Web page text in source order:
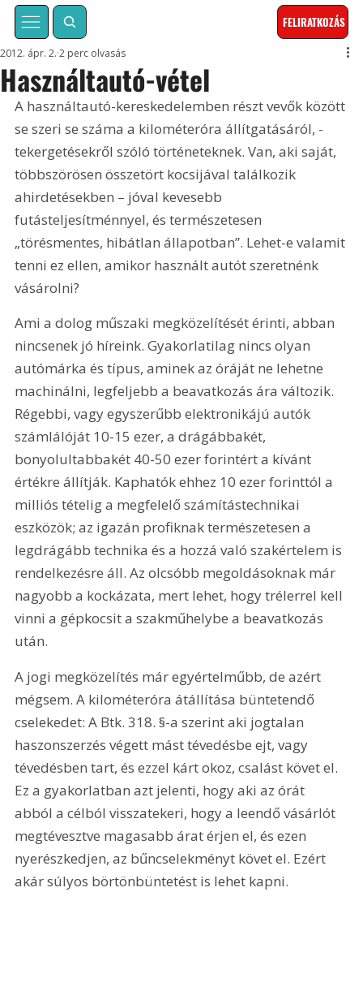
FELIRATKOZÁS
Használtautó-vétel
2012. ápr. 2. 2 perc olvasás
A használtautó-kereskedelemben részt vevők között
se szeri se száma a kilométeróra állítgatásáról, ­
tekergetésekről szóló történeteknek. Van, aki saját,
többszörösen összetört kocsijával találkozik
ahirdetésekben – jóval kevesebb
futásteljesítménnyel, és természetesen
„törésmentes, hibátlan állapotban”. Lehet-e valamit
tenni ez ellen, amikor használt autót szeretnénk
vásárolni?
Ami a dolog műszaki megközelítését érinti, abban
nincsenek jó híreink. Gyakorlatilag nincs olyan
autómárka és típus, aminek az óráját ne lehetne
machinálni, legfeljebb a beavatkozás ára változik.
Régebbi, vagy egyszerűbb elektronikájú autók
számlálóját 10-15 ezer, a drágábbakét,
bonyolultabbakét 40-50 ezer forintért a kívánt
értékre állítják. Kaphatók ehhez 10 ezer forinttól a
milliós tételig a megfelelő számítástechnikai
eszközök; az igazán profiknak természetesen a
legdrágább technika és a hozzá való szakértelem is
rendelkezésre áll. Az olcsóbb megoldásoknak már
nagyobb a kockázata, mert lehet, hogy trélerrel kell
vinni a gépkocsit a szakműhelybe a beavatkozás
után.
A jogi megközelítés már egyértelműbb, de azért
mégsem. A kilométeróra átállítása büntetendő
cselekedet: A Btk. 318. §-a szerint aki jogtalan
haszonszerzés végett mást tévedésbe ejt, vagy
tévedésben tart, és ezzel kárt okoz, csalást követ el.
Ez a gyakorlatban azt jelenti, hogy aki az órát
abból a célból visszatekeri, hogy a leendő vásárlót
megtévesztve magasabb árat érjen el, és ezen
nyerészkedjen, az bűncselekményt követ el. Ezért
akár súlyos börtönbüntetést is lehet kapni.